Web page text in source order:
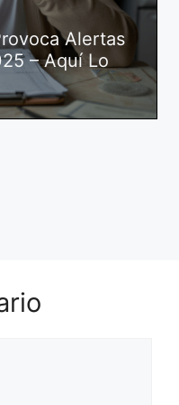
Alertas
– Aquí Lo